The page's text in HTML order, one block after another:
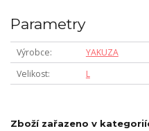
Parametry
Výrobce
YAKUZA
Velikost
L
Zboží zařazeno v